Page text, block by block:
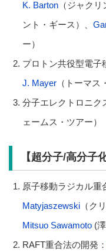
K. Barton（ジャクリ
ント・ギース）、
ー）
プロトン共役型電子
J. Mayer（トーマス
分子エレクトロニク
ェームス・ツアー）
【超分子/高分子
原子移動ラジカル重
Matyjaszewski（ク
Mitsuo Sawamoto(澤
RAFT重合法の開発：